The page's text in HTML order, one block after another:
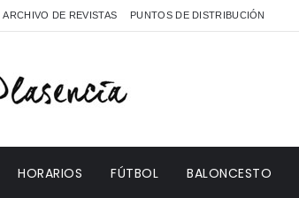
ARCHIVO DE REVISTAS PUNTOS DE DISTRIBUCIÓN
HORARIOS FÚTBOL BALONCESTO